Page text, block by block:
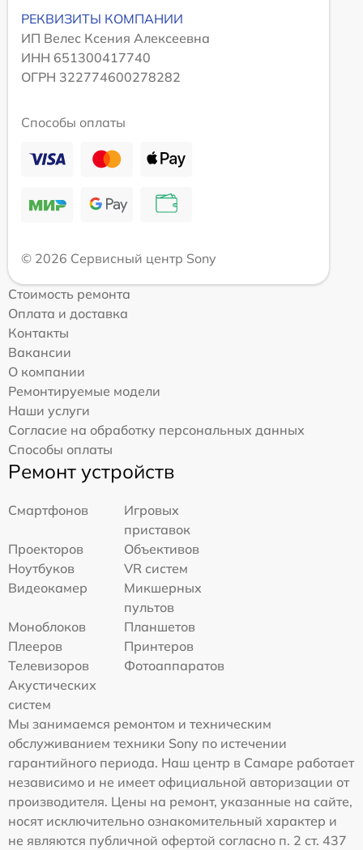
РЕКВИЗИТЫ КОМПАНИИ
ИП Велес Ксения Алексеевна
ИНН 651300417740
ОГРН 322774600278282
Способы оплаты
© 2026 Сервисный центр Sony
Стоимость ремонта
Оплата и доставка
Контакты
Вакансии
О компании
Ремонтируемые модели
Наши услуги
Согласие на обработку персональных данных
Способы оплаты
Ремонт устройств
Смартфонов
Игровых
приставок
Проекторов
Объективов
Ноутбуков
VR систем
Видеокамер
Микшерных
пультов
Моноблоков
Планшетов
Плееров
Принтеров
Телевизоров
Фотоаппаратов
Акустических
систем
Мы занимаемся ремонтом и техническим
обслуживанием техники Sony по истечении
гарантийного периода. Наш центр в Самаре работает
независимо и не имеет официальной авторизации от
производителя. Цены на ремонт, указанные на сайте,
носят исключительно ознакомительный характер и
не являются публичной офертой согласно п. 2 ст. 437